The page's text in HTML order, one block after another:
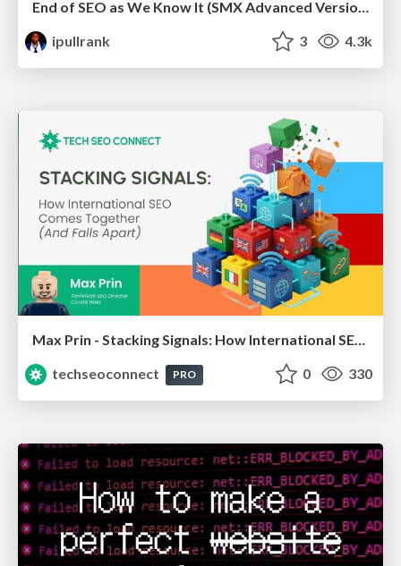
End of SEO as We Know It (SMX Advanced Version)
ipullrank
3 4.3k
Max Prin - Stacking Signals: How International SEO Comes Together (And Falls Apart)
techseoconnect
PRO 0 330